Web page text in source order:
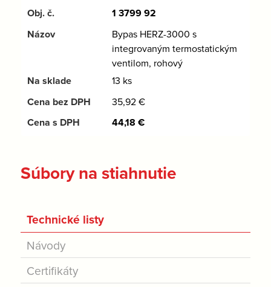
1 3799 92
Bypas HERZ-3000 s
integrovaným termostatickým
ventilom, rohový
13 ks
35,92€
44,18 €
Súbory na stiahnutie
Technické listy
Návody
Certifikáty